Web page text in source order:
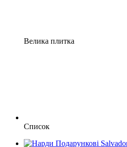
Велика плитка
Список